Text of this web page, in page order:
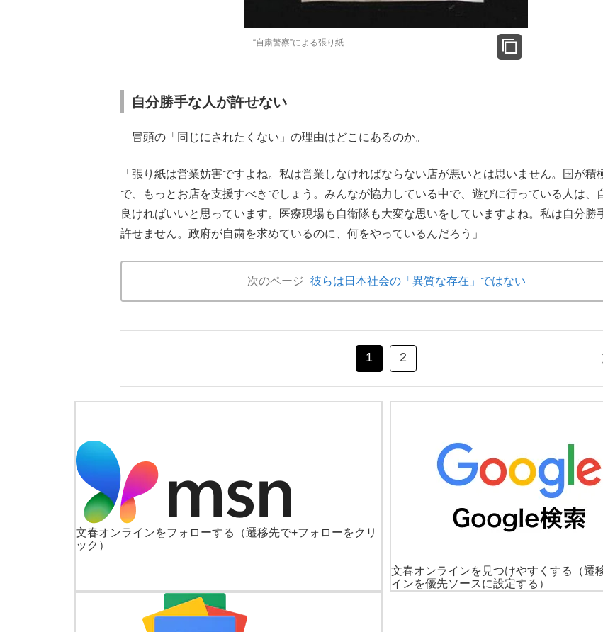
“自粛警察”による張り紙
自分勝手な人が許せない
冒頭の「同じにされたくない」の理由はどこにあるのか。
「張り紙は営業妨害ですよね。私は営業しなければならない店が悪いとは思いません。国が積
で、もっとお店を支援すべきでしょう。みんなが協力している中で、遊びに行っている人は、
良ければいいと思っています。医療現場も自衛隊も大変な思いをしていますよね。私は自分勝
許せません。政府が自粛を求めているのに、何をやっているんだろう」
次のページ 彼らは日本社会の「異質な存在」ではない
1 2
文春オンラインをフォローする
（遷移先で+フォローをクリ
ック）
文春オンラインを見つけやすくする
（遷
インを優先ソースに設定する）